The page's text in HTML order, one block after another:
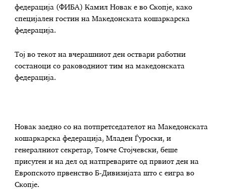
федерација (ФИБА) Камил Новак е во Скопје, како
специјален гостин на Македонската кошаркарска
федерација.
Тој во текот на вчерашниот ден оствари работни
состаноци со раководниот тим на македонската
федерација.
Новак заедно со на потпретседателот на Македонската
кошаркарска федерација, Младен Ѓуроски, и
генералниот секретар, Томче Стојчевски, беше
присутен и на дел од натпреварите од првиот ден на
Европското првенство Б-Дивизијата што с еигра во
Скопје.